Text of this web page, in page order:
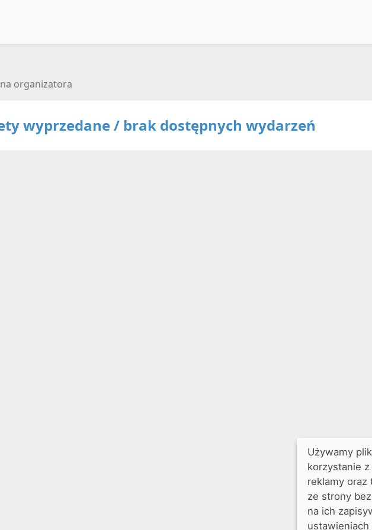
organizatora
wyprzedane / brak dostępnych wydarzeń
Używamy
korzystanie
reklamy oraz
ze strony
na ich